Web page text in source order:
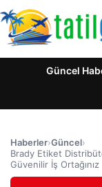
Güncel
Haberler›Güncel›
Brady Etiket
Güvenilir İş Ortağınız